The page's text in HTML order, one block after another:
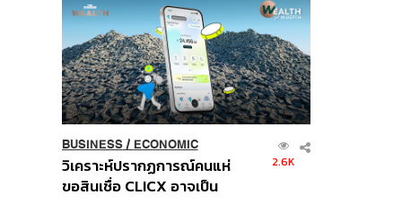
Order
BUSINESS/ ECONOMIC
วิเคราะห์ปรากฏการณ์คนแห่
ขอสินเชื่อ CLICX อาจเป็น
2.6K